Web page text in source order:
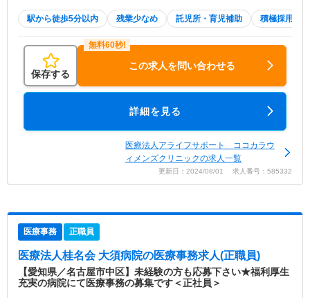
駅から徒歩5分以内 残業少なめ 託児所・育児補助 積極採用中
保存する
この求人を問い合わせる
詳細を見る
医療法人アライフサポート ココカラウ
ィメンズクリニックの求人一覧
更新日：2024/08/01 求人番号：585332
医療事務 正職員
医療法人桂名会 大須病院の医療事務求人(正職員)
【愛知県／名古屋市中区】未経験の方も応募下さい★福利厚生
充実の病院にて医療事務の募集です＜正社員＞